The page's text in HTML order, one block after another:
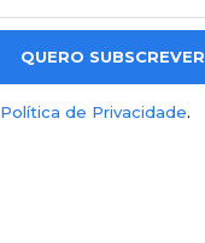
QUERO SUBSCREVER
Política de Privacidade.